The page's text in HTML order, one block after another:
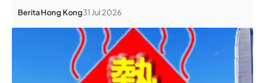
BeritaHong Kong31 Jul 2026